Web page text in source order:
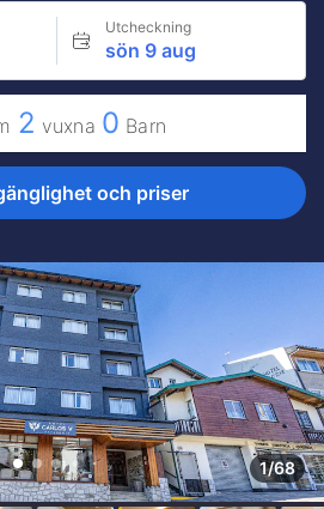
Utcheckning
sön 9 aug
2 vuxna 0 Barn
och priser
1/68